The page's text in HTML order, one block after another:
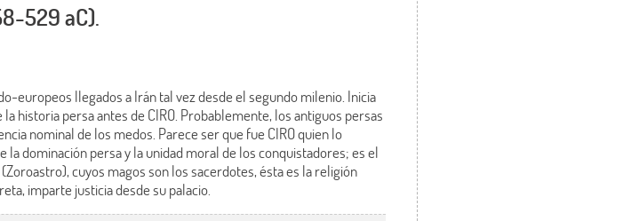
529 aC).
europeos llegados a Irán tal vez desde el segundo milenio. Inicia
historia persa antes de CIRO. Probablemente, los antiguos persas
nominal de los medos. Parece ser que fue CIRO quien lo
dominación persa y la unidad moral de los conquistadores; es el
cuyos magos son los sacerdotes, ésta es la religión
imparte justicia desde su palacio.